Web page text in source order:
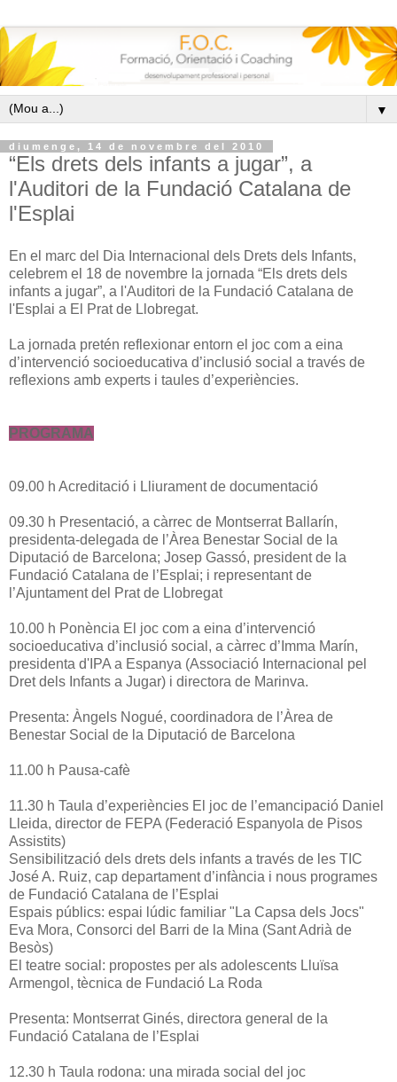
▼
diumenge, 14 de novembre del 2010
“Els drets dels infants a jugar”, a
l'Auditori de la Fundació Catalana de
l'Esplai
En el marc del Dia Internacional dels Drets dels Infants,
celebrem el 18 de novembre la jornada “Els drets dels
infants a jugar”, a l'Auditori de la Fundació Catalana de
l'Esplai a El Prat de Llobregat.
La jornada pretén reflexionar entorn el joc com a eina
d’intervenció socioeducativa d’inclusió social a través de
reflexions amb experts i taules d’experiències.
PROGRAMA
09.00 h Acreditació i Lliurament de documentació
09.30 h Presentació, a càrrec de Montserrat Ballarín,
presidenta-delegada de l’Àrea Benestar Social de la
Diputació de Barcelona; Josep Gassó, president de la
Fundació Catalana de l’Esplai; i representant de
l’Ajuntament del Prat de Llobregat
10.00 h Ponència El joc com a eina d’intervenció
socioeducativa d’inclusió social, a càrrec d’Imma Marín,
presidenta d'IPA a Espanya (Associació Internacional pel
Dret dels Infants a Jugar) i directora de Marinva.
Presenta: Àngels Nogué, coordinadora de l’Àrea de
Benestar Social de la Diputació de Barcelona
11.00 h Pausa-cafè
11.30 h Taula d’experiències El joc de l’emancipació Daniel
Lleida, director de FEPA (Federació Espanyola de Pisos
Assistits)
Sensibilització dels drets dels infants a través de les TIC
José A. Ruiz, cap departament d’infància i nous programes
de Fundació Catalana de l’Esplai
Espais públics: espai lúdic familiar "La Capsa dels Jocs"
Eva Mora, Consorci del Barri de la Mina (Sant Adrià de
Besòs)
El teatre social: propostes per als adolescents Lluïsa
Armengol, tècnica de Fundació La Roda
Presenta: Montserrat Ginés, directora general de la
Fundació Catalana de l’Esplai
12.30 h Taula rodona: una mirada social del joc